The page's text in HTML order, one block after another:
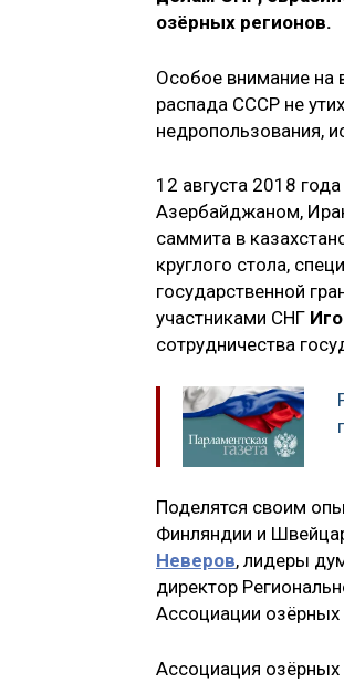
озёрных регионов.
Особое внимание на
распада СССР не
недропользования,
12 августа 2018
Азербайджаном,
саммита в
круглого стола,
государственной
участниками СНГ
сотрудничества
Поделятся своим
Финляндии и
Неверов, лидеры
директор
Ассоциации озёрных
Ассоциация озёрных